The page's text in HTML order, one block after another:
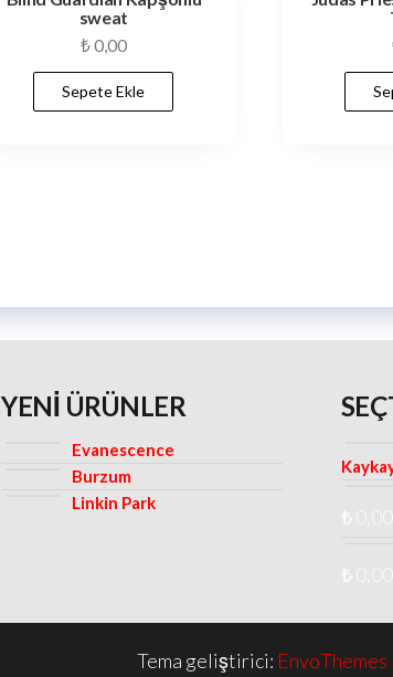
sweat
₺0,00
Sepete Ekle
YENI ÜRÜNLER
Evanescence
Burzum
Linkin Park
₺
₺
Tema geliştirici: EnvoThemes